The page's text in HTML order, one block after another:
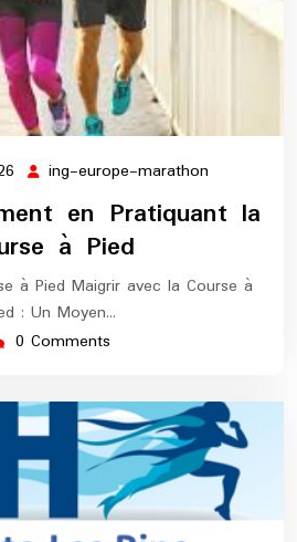
23
juillet
2026
ing-europe-marathon
europe-
marathon
en Pratiquant la
à Pied
à Pied Maigrir avec la Course à
: Un Moyen…
0 Comments